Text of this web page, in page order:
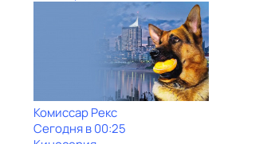
Комиссар Рекс
Сегодня в 00:25